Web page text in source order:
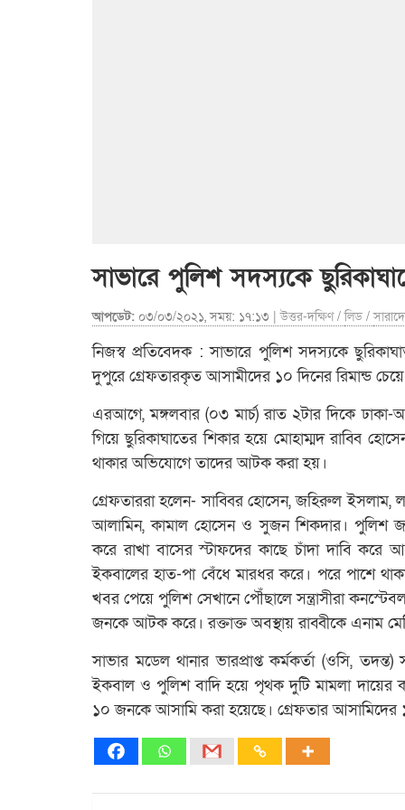
সাভারে পুলিশ সদস্যকে
আপডেট: ০৩/০৩/২০২১, সময়: ১৭:১৩ |উত্তর-দক্ষিণ/লিড /
নিজস্ব প্রতিবেদক : সাভারে পুলিশ সদস্যকে
দুপুরে গ্রেফতারকৃত আসামীদের ১০ দিনের রিমান্ড
এরআগে, মঙ্গলবার (০৩ মার্চ) রাত ২টার দিকে
গিয়ে ছুরিকাঘাতের শিকার হয়ে মোহাম্মদ রাব্বি
থাকার অভিযোগে তাদের আটক করা হয়।
গ্রেফতাররা হলেন- সাব্বির হোসেন, জহিরুল ইসলাম,
আলামিন, কামাল হোসেন ও সুজন শিকদার। পুলিশ
করে রাখা বাসের স্টাফদের কাছে চাঁদা দাবি করে
ইকবালের হাত-পা বেঁধে মারধর করে। পরে পাশে
খবর পেয়ে পুলিশ সেখানে পৌঁছালে সন্ত্রাসীরা
জনকে আটক করে। রক্তাক্ত অবস্থায় রাব্বীকে এনাম
সাভার মডেল থানার ভারপ্রাপ্ত কর্মকর্তা (ওসি,
ইকবাল ও পুলিশ বাদি হয়ে পৃথক দুটি মামলা
১০ জনকে আসামি করা হয়েছে। গ্রেফতার আসামিদের